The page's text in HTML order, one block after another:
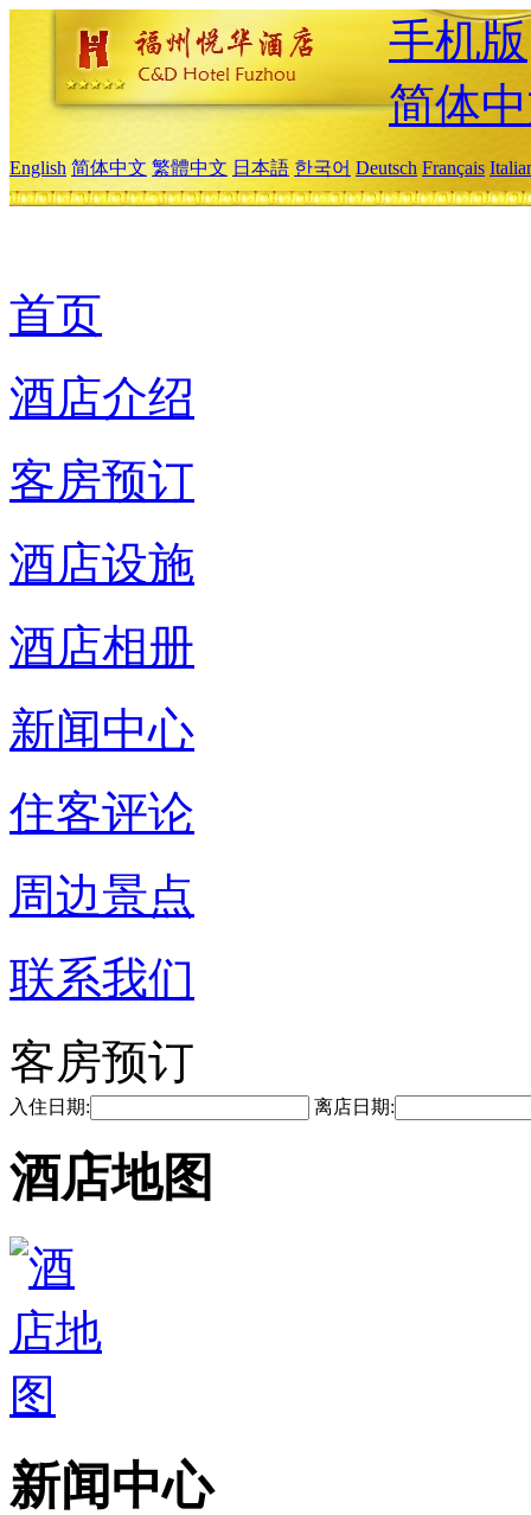
手机版
简体
English 简体中文 繁體中文 日本語 한국어 Deutsch Français
首页
酒店介绍
客房预订
酒店设施
酒店相册
新闻中心
住客评论
周边景点
联系我们
客房预订
入住日期: 离店日期:
酒店地图
新闻中心